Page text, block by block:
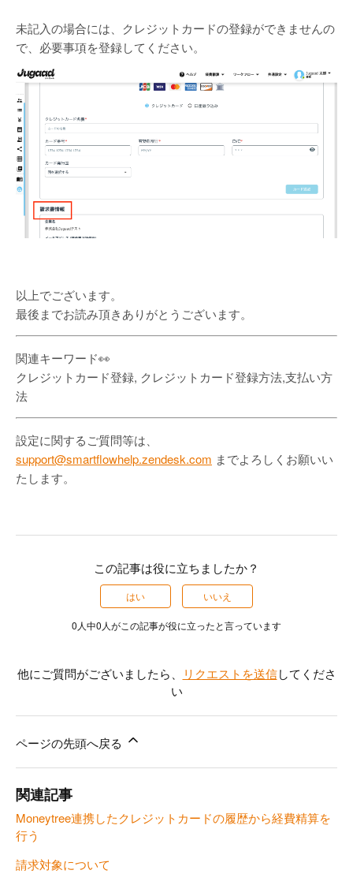
未記入の場合には、クレジットカードの登録ができませんの
で、必要事項を登録してください。
以上でございます。
最後までお読み頂きありがとうございます。
関連キーワード👀
クレジットカード登録, クレジットカード登録方法,支払い方
法
設定に関するご質問等は、
support@smartflowhelp.zendesk.com までよろしくお願いい
たします。
この記事は役に立ちましたか？
はい いいえ
0人中0人がこの記事が役に立ったと言っています
他にご質問がございましたら、 リクエストを送信してくださ
い
ページの先頭へ戻る
関連記事
Moneytree連携したクレジットカードの履歴から経費精算を
行う
請求対象について